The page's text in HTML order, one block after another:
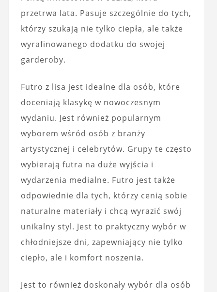
przetrwa lata. Pasuje szczególnie do tych,
którzy szukają nie tylko ciepła, ale także
wyrafinowanego dodatku do swojej
garderoby.
Futro z lisa jest idealne dla osób, które
doceniają klasykę w nowoczesnym
wydaniu. Jest również popularnym
wyborem wśród osób z branży
artystycznej i celebrytów. Grupy te często
wybierają futra na duże wyjścia i
wydarzenia medialne. Futro jest także
odpowiednie dla tych, którzy cenią sobie
naturalne materiały i chcą wyrazić swój
unikalny styl. Jest to praktyczny wybór w
chłodniejsze dni, zapewniający nie tylko
ciepło, ale i komfort noszenia.
Jest to również doskonały wybór dla osób